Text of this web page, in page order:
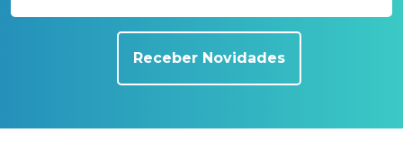
Receber Novidades